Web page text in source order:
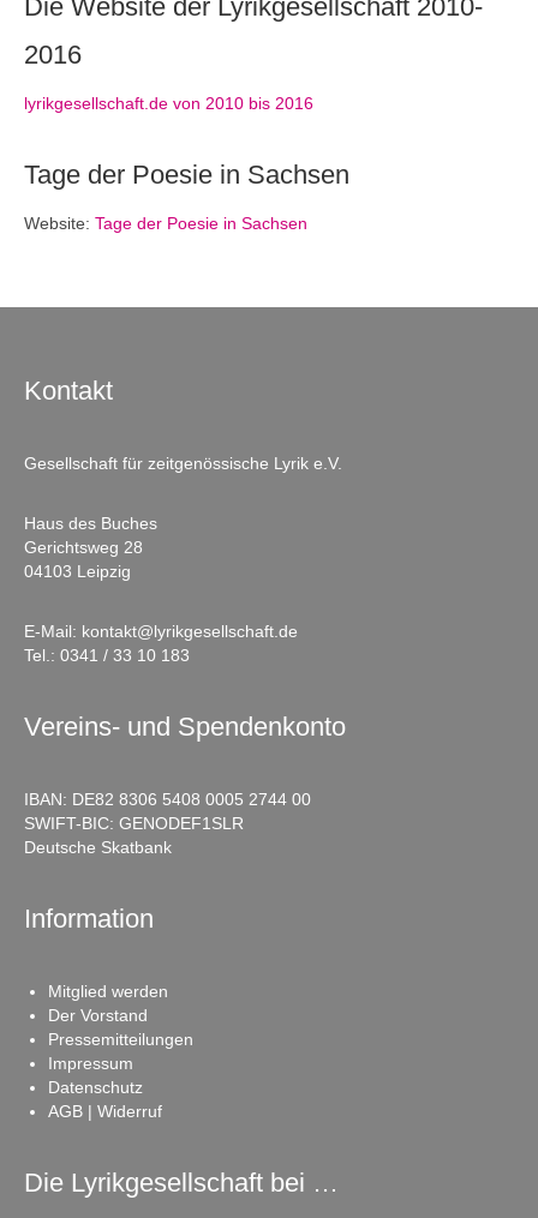
Die Website der Lyrikgesellschaft 2010-
2016
lyrikgesellschaft.de von 2010 bis 2016
Tage der Poesie in Sachsen
Website: Tage der Poesie in Sachsen
Kontakt
Gesellschaft für zeitgenössische Lyrik e.V.
Haus des Buches
Gerichtsweg 28
04103 Leipzig
E-Mail: kontakt@lyrikgesellschaft.de
Tel.: 0341 / 33 10 183
Vereins- und Spendenkonto
IBAN: DE82 8306 5408 0005 2744 00
SWIFT-BIC: GENODEF1SLR
Deutsche Skatbank
Information
Mitglied werden
Der Vorstand
Pressemitteilungen
Impressum
Datenschutz
AGB | Widerruf
Die Lyrikgesellschaft bei …